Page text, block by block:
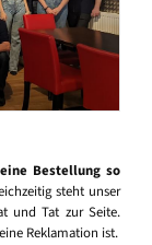
Bestellung so
steht unser
und Tat zur Seite.
Reklamation ist.